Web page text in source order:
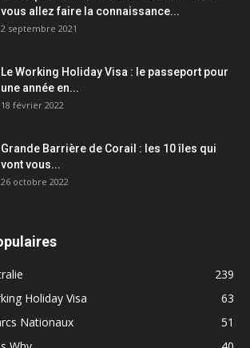
vous allez faire la connaissance...
2 septembre 2021
Le Working Holiday Visa : le passeport pour
une année en...
18 février 2022
Grande Barrière de Corail : les 10 îles qui
vont vous...
26 octobre 2022
239
Holiday Visa
63
Nationaux
51